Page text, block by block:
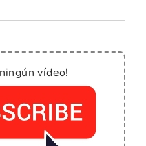
vídeo!